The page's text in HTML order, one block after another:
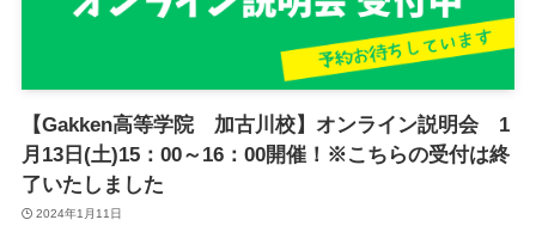
【Gakken高等学院 加古川校】オンライン説明会 1
月13日(土)15：00～16：00開催！※こちらの受付は終
了いたしました
2024年1月11日